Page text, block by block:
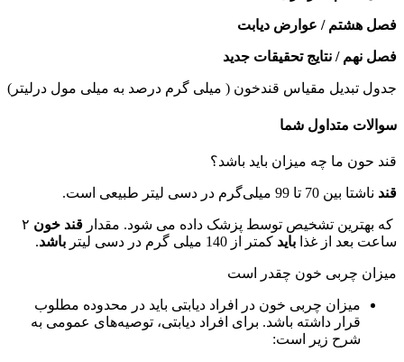
فصل هشتم / عوارض دیابت
فصل نهم / نتایج تحقیقات جدید
جدول تبدیل مقیاس قندخون ( میلی گرم درصد به میلی مول درلیتر)
سوالات متداول شما
قند حون ما چه میزان باید باشد؟
قند ناشتا بین 70 تا 99 میلی‌گرم در دسی ‌لیتر طبیعی است.
که بهترین تشخیص توسط پزشک داده می شود. مقدار قند خون ۲
ساعت بعد از غذا باید کمتر از 140 میلی گرم در دسی لیتر باشد.
میزان چربی خون چقدر است
میزان چربی خون در افراد دیابتی باید در محدوده مطلوب
قرار داشته باشد. برای افراد دیابتی، توصیه‌های عمومی به
شرح زیر است: